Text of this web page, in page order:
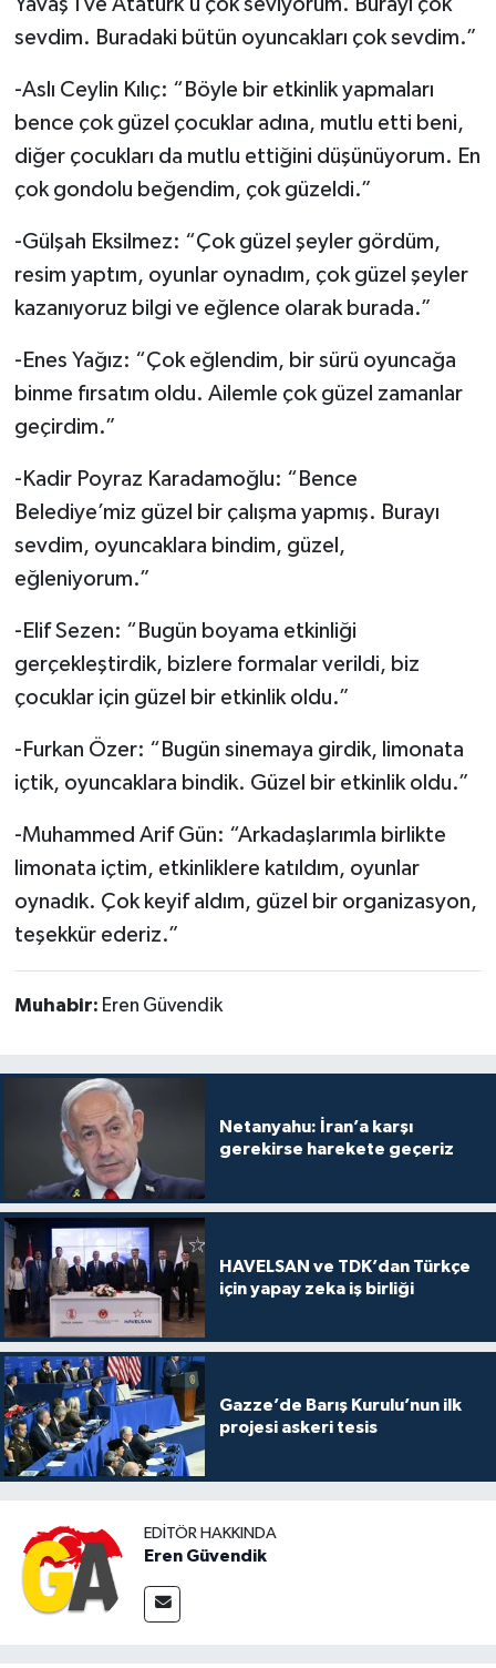
Yavaş’ı ve Atatürk’ü çok seviyorum. Burayı çok
sevdim. Buradaki bütün oyuncakları çok sevdim.”
-Aslı Ceylin Kılıç: “Böyle bir etkinlik yapmaları
bence çok güzel çocuklar adına, mutlu etti beni,
diğer çocukları da mutlu ettiğini düşünüyorum. En
çok gondolu beğendim, çok güzeldi.”
-Gülşah Eksilmez: “Çok güzel şeyler gördüm,
resim yaptım, oyunlar oynadım, çok güzel şeyler
kazanıyoruz bilgi ve eğlence olarak burada.”
-Enes Yağız: “Çok eğlendim, bir sürü oyuncağa
binme fırsatım oldu. Ailemle çok güzel zamanlar
geçirdim.”
-Kadir Poyraz Karadamoğlu: “Bence
Belediye’miz güzel bir çalışma yapmış. Burayı
sevdim, oyuncaklara bindim, güzel,
eğleniyorum.”
-Elif Sezen: “Bugün boyama etkinliği
gerçekleştirdik, bizlere formalar verildi, biz
çocuklar için güzel bir etkinlik oldu.”
-Furkan Özer: “Bugün sinemaya girdik, limonata
içtik, oyuncaklara bindik. Güzel bir etkinlik oldu.”
-Muhammed Arif Gün: “Arkadaşlarımla birlikte
limonata içtim, etkinliklere katıldım, oyunlar
oynadık. Çok keyif aldım, güzel bir organizasyon,
teşekkür ederiz.”
Muhabir: Eren Güvendik
Netanyahu: İran’a karşı
gerekirse harekete geçeriz
HAVELSAN ve TDK’dan Türkçe
için yapay zeka iş birliği
Gazze’de Barış Kurulu’nun ilk
projesi askeri tesis
EDITÖR HAKKINDA
Eren Güvendik